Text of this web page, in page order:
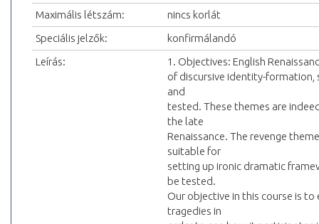
Maximális létszám:
nincs korlát
Speciális jelzők:
konfirmálandó
Leírás:
1. Objectives: English
of discursive identity-
and
tested. These themes are
the late
Renaissance. The revenge
suitable for
setting up ironic dramatic
be tested.
Our objective in this course is
tragedies in